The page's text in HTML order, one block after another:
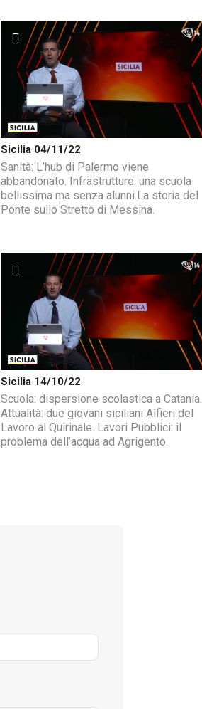
Sicilia 04/11/22
Sanità: L’hub di Palermo viene
abbandonato. Infrastrutture: una scuola
bellissima ma senza alunni.La storia del
Ponte sullo Stretto di Messina.
Sicilia 14/10/22
Scuola: dispersione scolastica a Catania.
Attualità: due giovani siciliani Alfieri del
Lavoro al Quirinale. Lavori Pubblici: il
problema dell’acqua ad Agrigento.